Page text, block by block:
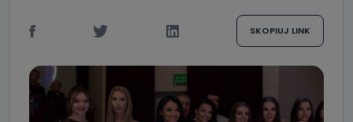
SKOPIUJ LINK